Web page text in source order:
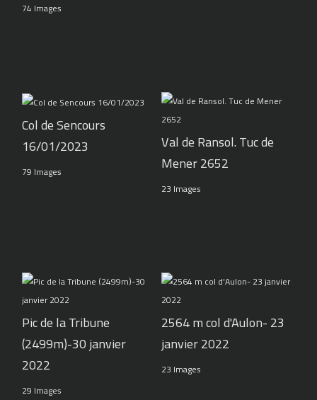
74 Images
Col de Sencours
16/01/2023
79 Images
Val de Ransol. Tuc de
Mener 2652
23 Images
Pic de la Tribune
(2499m)-30 janvier
2022
29 Images
2564 m col d'Aulon- 23
janvier 2022
23 Images